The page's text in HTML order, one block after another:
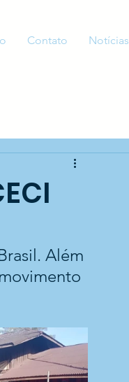
Contato Notícias
Além